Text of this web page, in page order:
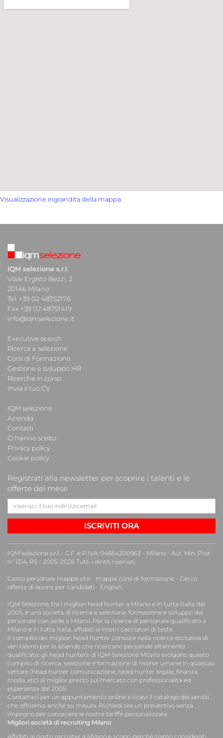
Visualizzazione ingrandita della mappa
IQM selezione s.r.l.
Viale Ergisto Bezzi, 2
20146 Milano
Tel. +39 02 48752176
Fax +39 02 48751419
info@iqmselezione.it
Executive search
Ricerca e selezione
Corsi di Formazione
Gestione e sviluppo HR
Ricerche in corso
Invia il tuo CV
IQM selezione
Azienda
Contatti
Ci hanno scelto
Privacy policy
Cookie policy
Registrati alla newsletter per scoprire i talenti e le
offerte del mese
ISCRIVITI ORA
IQM selezione s.r.l. - C.F. e P.IVA: 04664200963 - Milano - Aut. Min. Prot.
n° 1314, RS - 2005-2026 Tutti i diritti riservati
Cerco personale mappa sito - mappa corsi di formazione - Cerco
offerte di lavoro, per candidati - English
IQM Selezione, tra i migliori head hunter a Milano e in tutta Italia dal
2005, è una società di ricerca e selezione, formazione e sviluppo del
personale con sede a Milano. Per la ricerca di personale qualificato a
Milano e in tutta Italia, affidati ai nostri cacciatori di teste.
Il compito dei migliori head hunter consiste nella ricerca esclusiva di
veri talenti per le aziende che ricercano personale altamente
qualificato: gli head hunters di IQM Selezione Milano svolgono questo
compito di ricerca, selezione e formazione di risorse umane in qualsiasi
settore (head hunter comunicazione, head hunter legale, finanza,
moda, etc) al miglior prezzo sul mercato con professionalità ed
esperienza dal 2005.
Contattaci per un appuntamento online e ricevi il catalogo dei servizi
che offriamo, anche su misura. Richiedi ora un preventivo senza
impegno per conoscere le nostre tariffe personalizzate.
Migliori società di recruiting Milano
Affidati ai nostri recruiter a Milano e scopri perchè siamo considerati